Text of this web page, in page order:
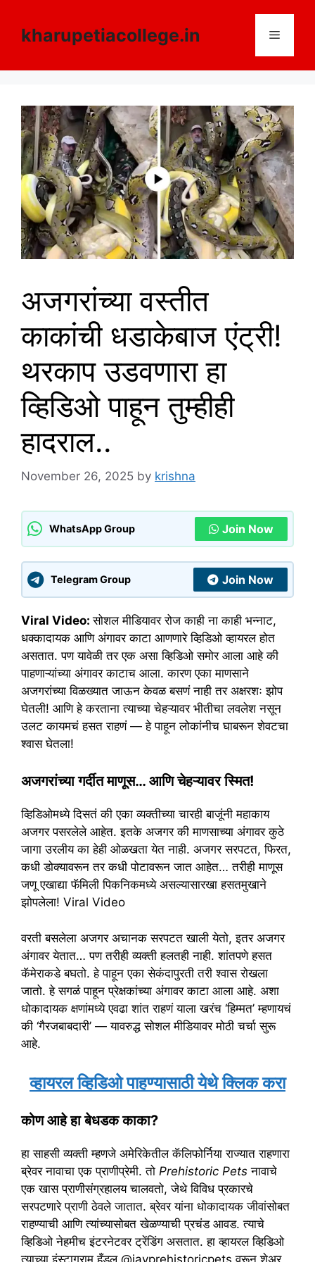
contentkharupetiacollege.in Menu
अजगरांच्या वस्तीत
काकांची धडाकेबाज एंट्री!
थरकाप उडवणारा हा
व्हिडिओ पाहून तुम्हीही
हादराल..
November 26, 2025 by krishna
WhatsApp Group Join Now
Telegram Group Join Now
Viral Video:सोशल मीडियावर रोज काही ना काही भन्नाट,
धक्कादायक आणि अंगावर काटा आणणारे व्हिडिओ व्हायरल होत
असतात. पण यावेळी तर एक असा व्हिडिओ समोर आला आहे की
पाहणाऱ्यांच्या अंगावर काटाच आला. कारण एका माणसाने
अजगरांच्या विळख्यात जाऊन केवळ बसणं नाही तर अक्षरशः झोप
घेतली! आणि हे करताना त्याच्या चेहऱ्यावर भीतीचा लवलेश नसून
उलट कायमचं हसत राहणं — हे पाहून लोकांनीच घाबरून शेवटचा
श्वास घेतला!
अजगरांच्या गर्दीत माणूस… आणि चेहऱ्यावर स्मित!
व्हिडिओमध्ये दिसतं की एका व्यक्तीच्या चारही बाजूंनी महाकाय
अजगर पसरलेले आहेत. इतके अजगर की माणसाच्या अंगावर कुठे
जागा उरलीय का हेही ओळखता येत नाही. अजगर सरपटत, फिरत,
कधी डोक्यावरून तर कधी पोटावरून जात आहेत… तरीही माणूस
जणू एखाद्या फॅमिली पिकनिकमध्ये असल्यासारखा हसतमुखाने
झोपलेला! Viral Video
वरती बसलेला अजगर अचानक सरपटत खाली येतो, इतर अजगर
अंगावर येतात… पण तरीही व्यक्ती हलतही नाही. शांतपणे हसत
कॅमेराकडे बघतो. हे पाहून एका सेकंदापुरती तरी श्वास रोखला
जातो. हे सगळं पाहून प्रेक्षकांच्या अंगावर काटा आला आहे. अशा
धोकादायक क्षणांमध्ये एवढा शांत राहणं याला खरंच ‘हिम्मत’ म्हणायचं
की ‘गैरजबाबदारी’ — यावरुद्ध सोशल मीडियावर मोठी चर्चा सुरू
आहे.
व्हायरल व्हिडिओ पाहण्यासाठी येथे क्लिक करा
कोण आहे हा बेधडक काका?
हा साहसी व्यक्ती म्हणजे अमेरिकेतील कॅलिफोर्निया राज्यात राहणारा
ब्रेवर नावाचा एक प्राणीप्रेमी. तो Prehistoric Pets नावाचे
एक खास प्राणीसंग्रहालय चालवतो, जेथे विविध प्रकारचे
सरपटणारे प्राणी ठेवले जातात. ब्रेवर यांना धोकादायक जीवांसोबत
राहण्याची आणि त्यांच्यासोबत खेळण्याची प्रचंड आवड. त्याचे
व्हिडिओ नेहमीच इंटरनेटवर ट्रेंडिंग असतात. हा व्हायरल व्हिडिओ